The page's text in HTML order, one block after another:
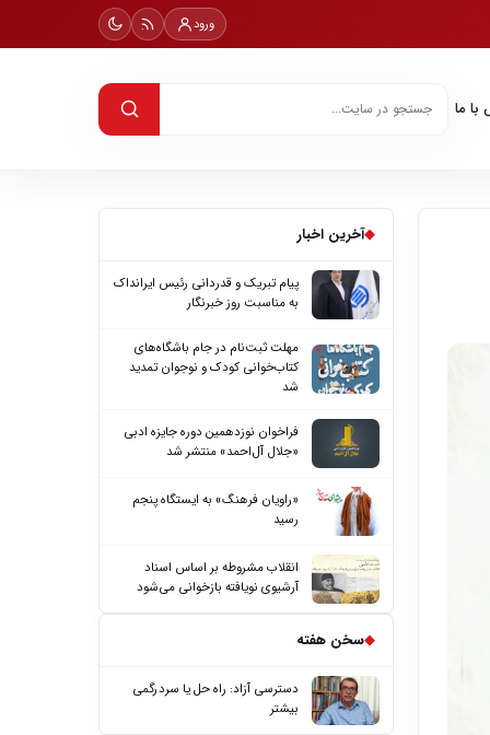
ورود
ما
◆آخرین اخبار
پیام تبریک و قدردانی رئیس ایرانداک
به مناسبت روز خبرنگار
مهلت ثبت‌نام در جام باشگاه‌های
کتاب‌خوانی کودک و نوجوان تمدید
شد
فراخوان نوزدهمین دوره جایزه ادبی
«جلال آل‌احمد» منتشر شد
«راویان فرهنگ» به ایستگاه پنجم
رسید
انقلاب مشروطه بر اساس اسناد
آرشیوی نویافته بازخوانی می‌شود
◆سخن هفته
دسترسی آزاد: راه حل یا سردرگمی
بیشتر